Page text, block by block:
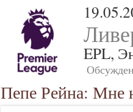
EPL,
Пепе Рейна: Мне